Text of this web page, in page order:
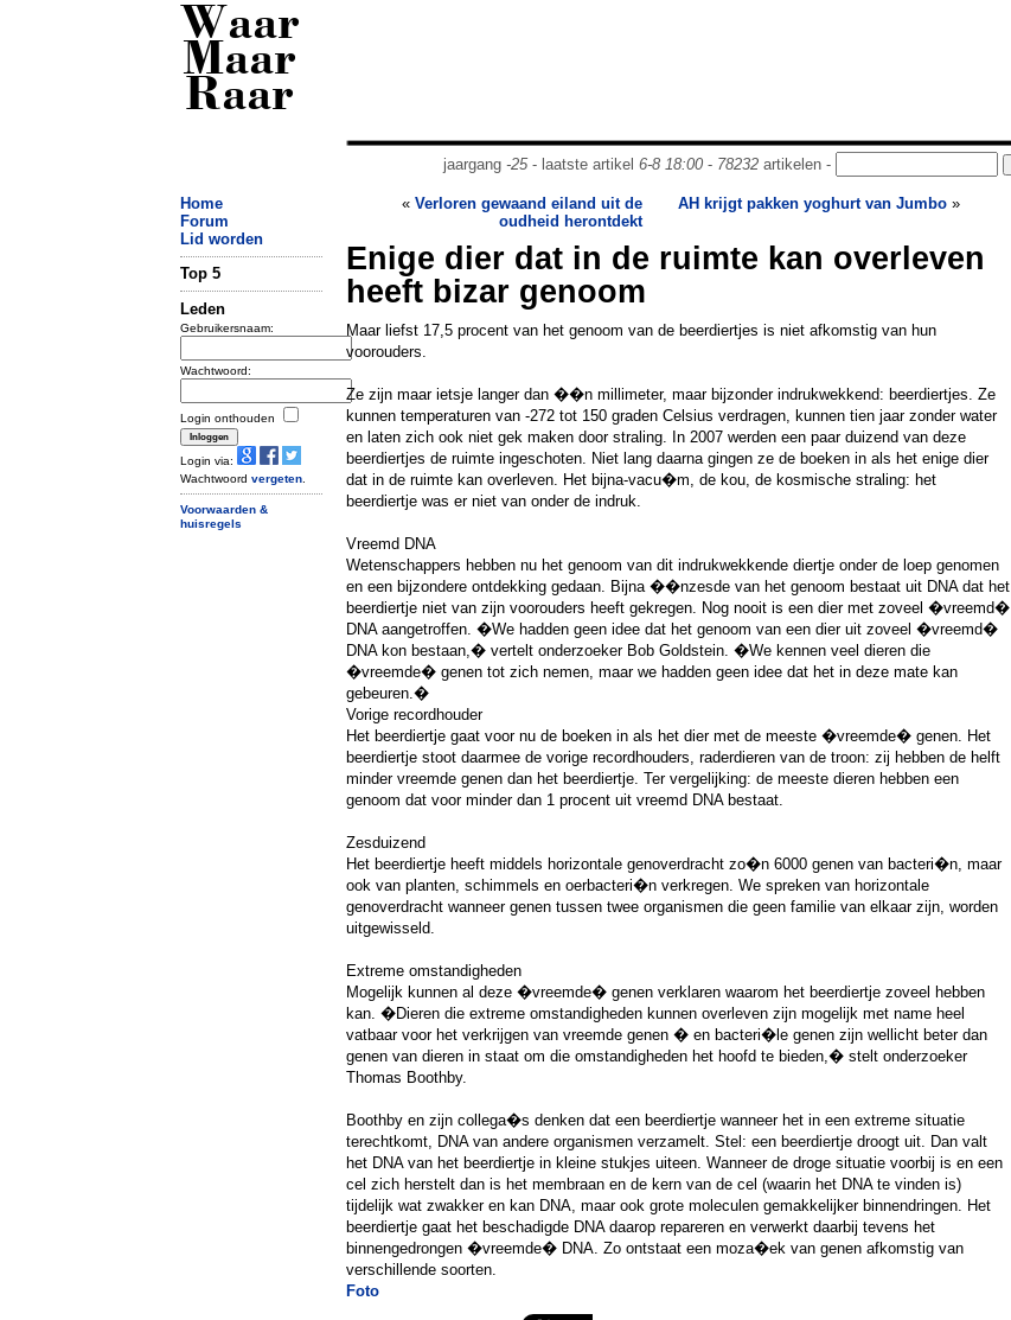
Waar
Maar
Raar
jaargang -25- laatste artikel 6-8 18:00- 78232artikelen -
Home
Forum
Lid worden
Top 5
Leden
Gebruikersnaam:
Wachtwoord:
Login onthouden
Login via:
Wachtwoord vergeten
Voorwaarden &
huisregels
« Verloren gewaand eiland uit de
oudheid herontdekt
AH krijgt pakken yoghurt van Jumbo »
Enige dier dat in de ruimte kan overleven
heeft bizar genoom
Maar liefst 17,5 procent van het genoom van de beerdiertjes is niet afkomstig van hun
voorouders.
Ze zijn maar ietsje langer dan ��n millimeter, maar bijzonder indrukwekkend: beerdiertjes. Ze
kunnen temperaturen van -272 tot 150 graden Celsius verdragen, kunnen tien jaar zonder water
en laten zich ook niet gek maken door straling. In 2007 werden een paar duizend van deze
beerdiertjes de ruimte ingeschoten. Niet lang daarna gingen ze de boeken in als het enige dier
dat in de ruimte kan overleven. Het bijna-vacu�m, de kou, de kosmische straling: het
beerdiertje was er niet van onder de indruk.
Vreemd DNA
Wetenschappers hebben nu het genoom van dit indrukwekkende diertje onder de loep genomen
en een bijzondere ontdekking gedaan. Bijna ��nzesde van het genoom bestaat uit DNA dat het
beerdiertje niet van zijn voorouders heeft gekregen. Nog nooit is een dier met zoveel �vreemd�
DNA aangetroffen. �We hadden geen idee dat het genoom van een dier uit zoveel �vreemd�
DNA kon bestaan,� vertelt onderzoeker Bob Goldstein. �We kennen veel dieren die
�vreemde� genen tot zich nemen, maar we hadden geen idee dat het in deze mate kan
gebeuren.�
Vorige recordhouder
Het beerdiertje gaat voor nu de boeken in als het dier met de meeste �vreemde� genen. Het
beerdiertje stoot daarmee de vorige recordhouders, raderdieren van de troon: zij hebben de helft
minder vreemde genen dan het beerdiertje. Ter vergelijking: de meeste dieren hebben een
genoom dat voor minder dan 1 procent uit vreemd DNA bestaat.
Zesduizend
Het beerdiertje heeft middels horizontale genoverdracht zo�n 6000 genen van bacteri�n, maar
ook van planten, schimmels en oerbacteri�n verkregen. We spreken van horizontale
genoverdracht wanneer genen tussen twee organismen die geen familie van elkaar zijn, worden
uitgewisseld.
Extreme omstandigheden
Mogelijk kunnen al deze �vreemde� genen verklaren waarom het beerdiertje zoveel hebben
kan. �Dieren die extreme omstandigheden kunnen overleven zijn mogelijk met name heel
vatbaar voor het verkrijgen van vreemde genen � en bacteri�le genen zijn wellicht beter dan
genen van dieren in staat om die omstandigheden het hoofd te bieden,� stelt onderzoeker
Thomas Boothby.
Boothby en zijn collega�s denken dat een beerdiertje wanneer het in een extreme situatie
terechtkomt, DNA van andere organismen verzamelt. Stel: een beerdiertje droogt uit. Dan valt
het DNA van het beerdiertje in kleine stukjes uiteen. Wanneer de droge situatie voorbij is en een
cel zich herstelt dan is het membraan en de kern van de cel (waarin het DNA te vinden is)
tijdelijk wat zwakker en kan DNA, maar ook grote moleculen gemakkelijker binnendringen. Het
beerdiertje gaat het beschadigde DNA daarop repareren en verwerkt daarbij tevens het
binnengedrongen �vreemde� DNA. Zo ontstaat een moza�ek van genen afkomstig van
verschillende soorten.
Foto